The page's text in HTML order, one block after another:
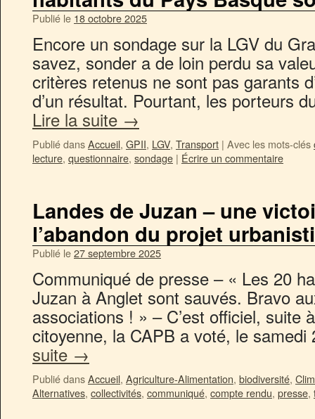
Publié le 18 octobre 2025
Encore un sondage sur la LGV du
savez, sonder a de loin perdu sa
critères retenus ne sont pas garants
d’un résultat. Pourtant, les porteurs
Lire la suite →
Publié dansAccueil, GPII, LGV, Transport | Avec les mots-clés
lecture, questionnaire, sondage | Écrire un commentaire
Landes de Juzan – une
l’abandon du projet
Publié le27 septembre 2025
Communiqué de presse – « Les 20
Juzan à Anglet sont sauvés. Bravo
associations ! » – C’est officiel, suite
citoyenne, la CAPB a voté, le
suite →
Publié dansAccueil, Agriculture-Alimentation, biodiversité,
Alternatives, collectivités, communiqué, compte rendu, presse,